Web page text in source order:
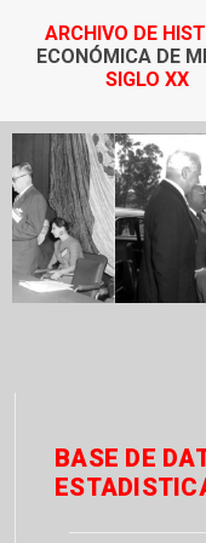
ARCHIVO DE
ECONÓMICA DE
SIGLO XX
BASE DE